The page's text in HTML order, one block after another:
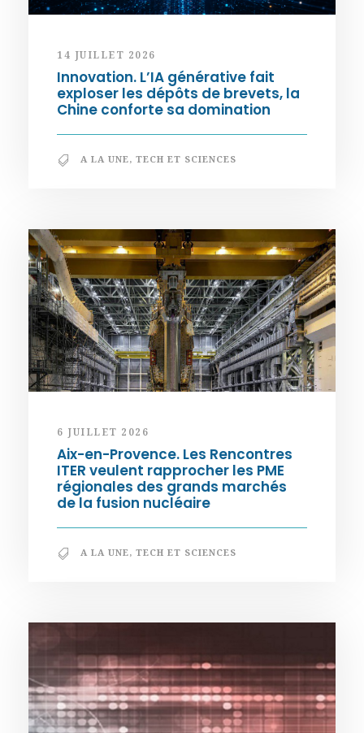
14 JUILLET 2026
Innovation. L’IA générative fait
exploser les dépôts de brevets, la
Chine conforte sa domination
A LA UNE, TECH ET SCIENCES
6 JUILLET 2026
Aix-en-Provence. Les Rencontres
ITER veulent rapprocher les PME
régionales des grands marchés
de la fusion nucléaire
A LA UNE, TECH ET SCIENCES